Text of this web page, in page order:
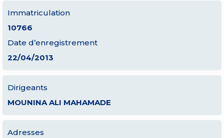
Immatriculation
10766
Date d’enregistrement
22/04/2013
Dirigeants
MOUNINA ALI MAHAMADE
Adresses